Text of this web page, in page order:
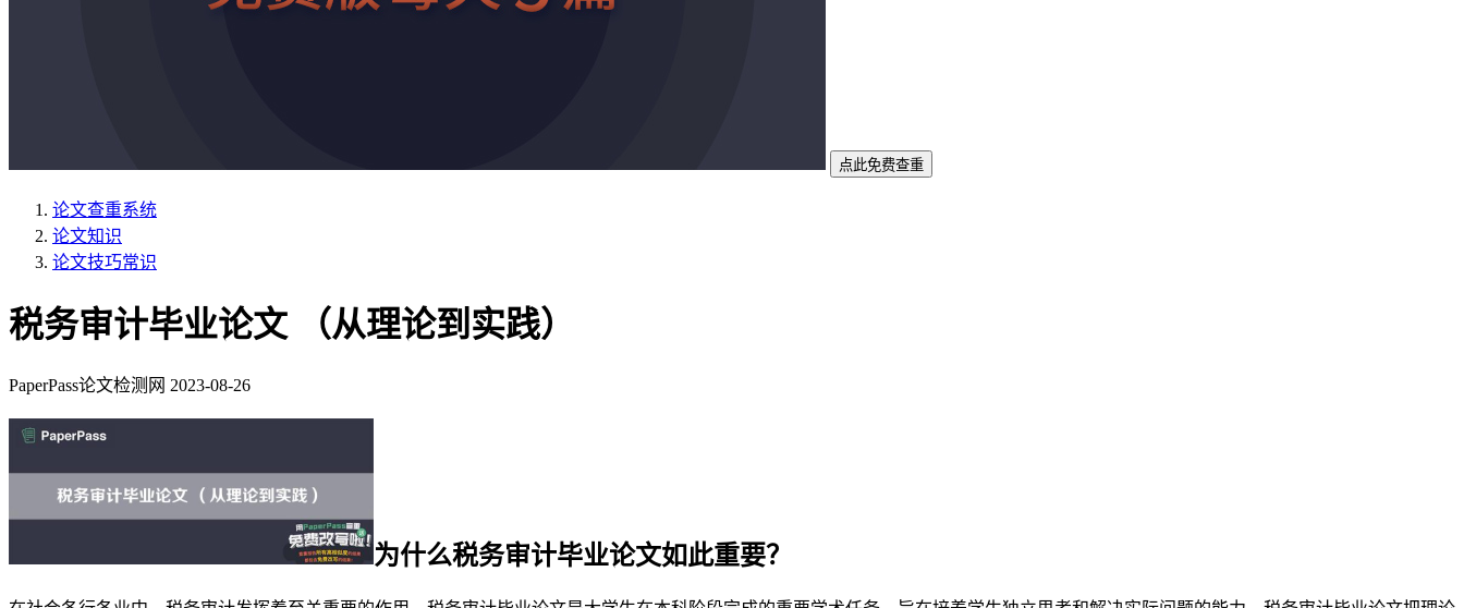
点此免费查重
论文查重系统
论文知识
论文技巧常识
税务审计毕业论文 （从理论到实践）
PaperPass论文检测网 2023-08-26
为什么税务审计毕业论文如此重要？